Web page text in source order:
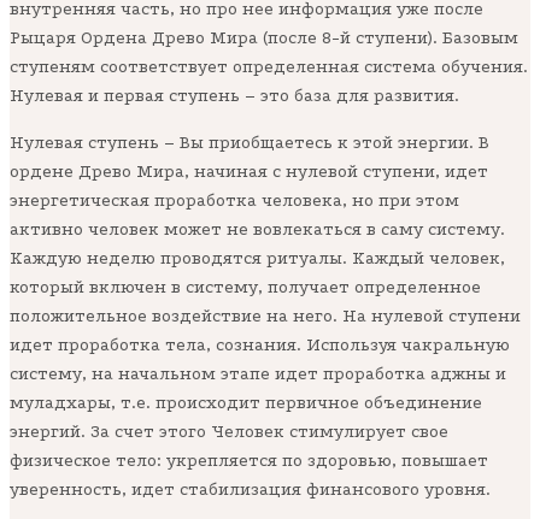
внутренняя часть, но про нее информация уже после
Рыцаря Ордена Древо Мира (после 8-й ступени). Базовым
ступеням соответствует определенная система обучения.
Нулевая и первая ступень – это база для развития.
Нулевая ступень – Вы приобщаетесь к этой энергии. В
ордене Древо Мира, начиная с нулевой ступени, идет
энергетическая проработка человека, но при этом
активно человек может не вовлекаться в саму систему.
Каждую неделю проводятся ритуалы. Каждый человек,
который включен в систему, получает определенное
положительное воздействие на него. На нулевой ступени
идет проработка тела, сознания. Используя чакральную
систему, на начальном этапе идет проработка аджны и
муладхары, т.е. происходит первичное объединение
энергий. За счет этого Человек стимулирует свое
физическое тело: укрепляется по здоровью, повышает
уверенность, идет стабилизация финансового уровня.